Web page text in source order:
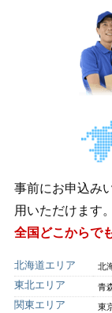
事前にお申込み
用いただけます。
全国どこからで
北海道エリア 北
東北エリア 青
関東エリア 東